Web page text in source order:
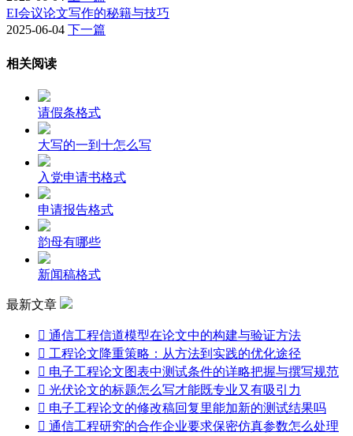
EI会议论文写作的秘籍与技巧
2025-06-04 下一篇
相关阅读
请假条格式
大写的一到十怎么写
入党申请书格式
申请报告格式
韵母有哪些
新闻稿格式
最新文章
 通信工程信道模型在论文中的构建与验证方法
 工程论文降重策略：从方法到实践的优化途径
 电子工程论文图表中测试条件的详略把握与撰写规范
 光伏论文的标题怎么写才能既专业又有吸引力
 电子工程论文的修改稿回复里能加新的测试结果吗
 通信工程研究的合作企业要求保密仿真参数怎么处理